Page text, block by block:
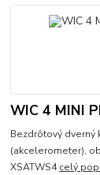
WIC 4 MINI
Bezdrôtový dverný
(akcelerometer),
XSATWS4celý